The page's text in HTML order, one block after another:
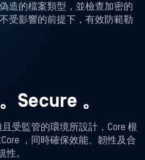
造的檔案類型，並檢查加密的
受影響的前提下，有效防範勒
Secure 。
且受監管的環境所設計，Core 根
，同時確保效能、韌性及合
性。